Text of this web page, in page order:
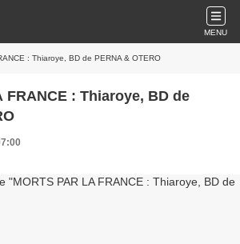
MENU
: Thiaroye, BD de PERNA & OTERO
FRANCE : Thiaroye, BD de